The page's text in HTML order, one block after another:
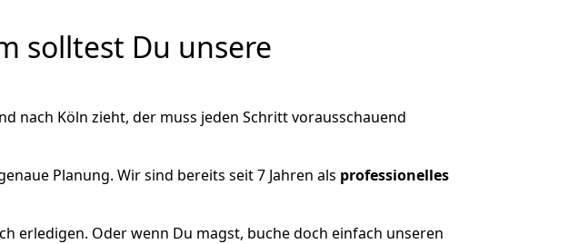
solltest Du unsere
nach Köln zieht, der muss jeden Schritt vorausschauend
Planung. Wir sind bereits seit 7 Jahren als professionelles
erledigen. Oder wenn Du magst, buche doch einfach unseren